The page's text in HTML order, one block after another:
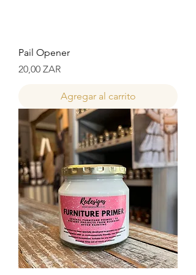
Pail Opener
Precio
20,00 ZAR
Agregar al carrito